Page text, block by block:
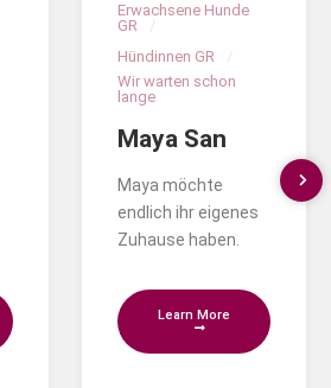
Erwachsene Hunde
GR
Hündinnen GR
Wir warten schon
lange
Maya San
Maya möchte
endlich ihr eigenes
Zuhause haben.
Learn More